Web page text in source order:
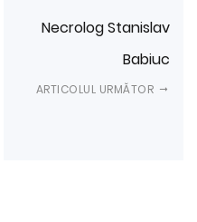
Necrolog Stanislav
Babiuc
ARTICOLUL URMĂTOR